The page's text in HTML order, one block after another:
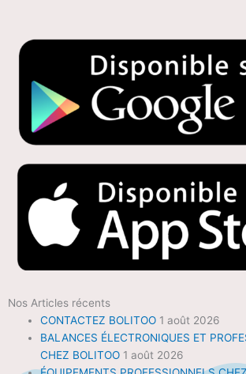
Nos Articles récents
CONTACTEZ BOLITOO 1 août 2026
BALANCES ÉLECTRONIQUES ET
CHEZ BOLITOO 1 août 2026